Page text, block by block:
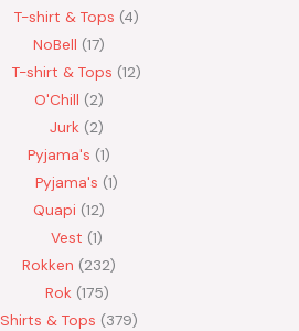
T-shirt & Tops 4
NoBell 17
T-shirt & Tops 12
O'Chill 2
Jurk
2
Pyjama's 1
Pyjama's 1
Quapi 12
Vest 1
Rokken 232
Rok 175
Shirts & Tops 379